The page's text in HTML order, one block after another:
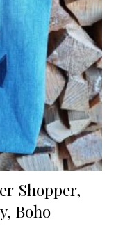
Shopper,
Boho